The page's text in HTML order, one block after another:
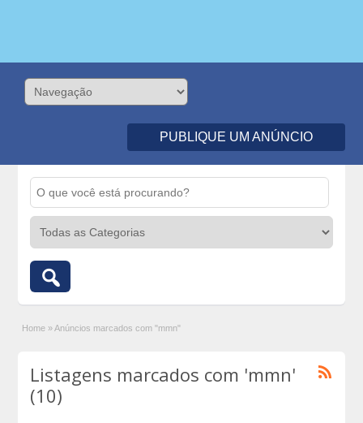
PUBLIQUE UM ANÚNCIO
Home » Anúncios marcados com "mmn"
Listagens marcados com 'mmn'
(10)